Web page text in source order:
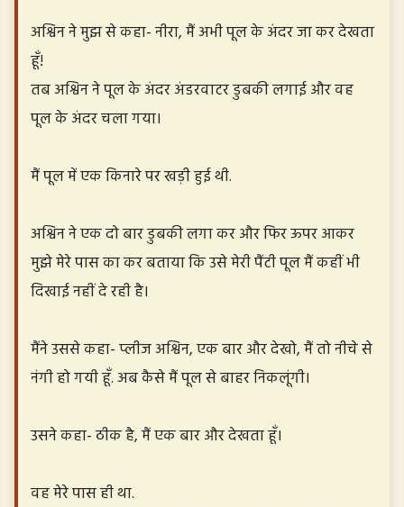
अश्विन ने मुझ से कहा- नीरा, मैं अभी पूल के अंदर जा कर देखता
हूँ!
तब अश्विन ने पूल के अंदर अंडरवाटर डुबकी लगाई और वह
पूल के अंदर चला गया।
मैं पूल में एक किनारे पर खड़ी हुई थी.
अश्विन ने एक दो बार डुबकी लगा कर और फिर ऊपर आकर
मुझे मेरे पास का कर बताया कि उसे मेरी पैंटी पूल मैं कहीं भी
दिखाई नहीं दे रही है।
मैंने उससे कहा- प्लीज अश्विन, एक बार और देखो, मैं तो नीचे से
नंगी हो गयी हूँ. अब कैसे मैं पूल से बाहर निकलूंगी।
उसने कहा- ठीक है, मैं एक बार और देखता हूँ।
वह मेरे पास ही था.